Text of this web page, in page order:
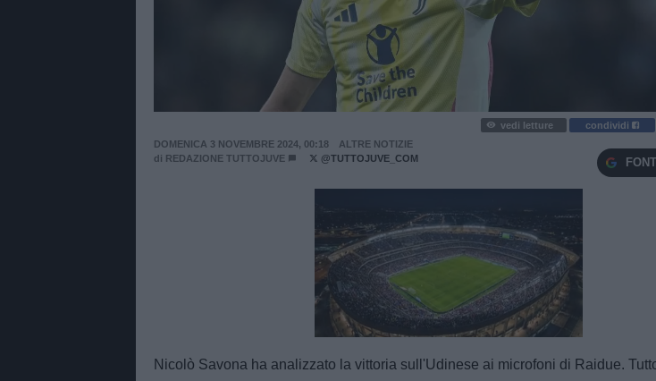
vedi letture condividi
DOMENICA 3 NOVEMBRE 2024, 00:18
ALTRE NOTIZIE
di REDAZIONE TUTTOJUVE @TUTTOJUVE_COM
Unmute
Loaded
100.00%
Nicolò Savona ha analizzato la vittoria sull'Udinese ai microfoni di Raidue.